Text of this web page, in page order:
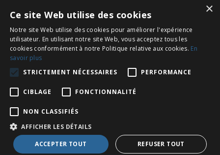
Rechercher
Rechercher :
Copyright © 2026Le Blog d'INOV Expat : Français en Espagne. All
Rights Reserved.
×
Ce site Web utilise des cookies
Notre site Web utilise des cookies pour améliorer l'expérience
utilisateur. En utilisant notre site Web, vous acceptez tous les
cookies conformément à notre Politique relative aux cookies. En
savoir plus
STRICTEMENT NÉCESSAIRES
PERFORMANCE
CIBLAGE FONCTIONNALITÉ
NON CLASSIFIÉS
AFFICHER LES DÉTAILS
ACCEPTER TOUT REFUSER TOUT